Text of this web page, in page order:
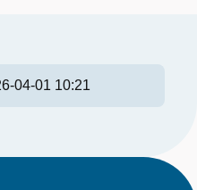
04-01 10:21